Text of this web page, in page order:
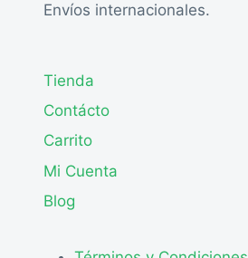
Envíos internacionales.
Tienda
Contácto
Carrito
Mi Cuenta
Blog